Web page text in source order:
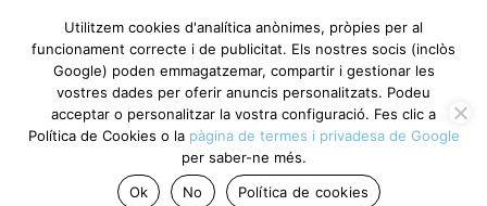
Utilitzem cookies d'analítica anònimes, pròpies per al
funcionament correcte i de publicitat. Els nostres socis (inclòs
Google) poden emmagatzemar, compartir i gestionar les
vostres dades per oferir anuncis personalitzats. Podeu
acceptar o personalitzar la vostra configuració. Fes clic a
Política de Cookies o la pàgina de termes i privadesa de Google
per saber-ne més.
Ok
No Política de cookies